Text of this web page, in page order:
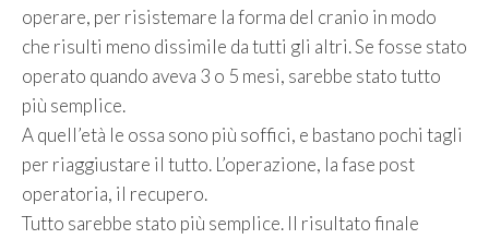
operare, per risistemare la forma del cranio in modo
che risulti meno dissimile da tutti gli altri. Se fosse stato
operato quando aveva 3 o 5 mesi, sarebbe stato tutto
più semplice.
A quell’età le ossa sono più soffici, e bastano pochi tagli
per riaggiustare il tutto. L’operazione, la fase post
operatoria, il recupero.
Tutto sarebbe stato più semplice. Il risultato finale